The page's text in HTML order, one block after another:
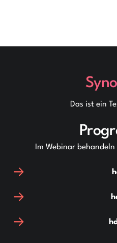
Das ist ein
Im Webinar